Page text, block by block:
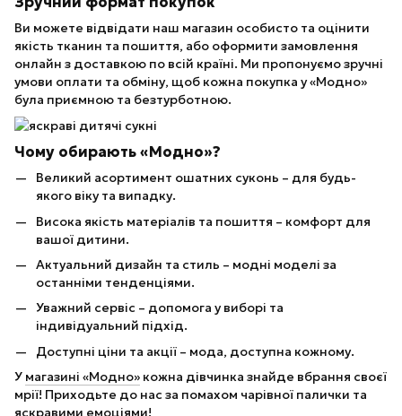
Ви можете відвідати наш магазин особисто та оцінити
якість тканин та пошиття, або оформити замовлення
онлайн з доставкою по всій країні. Ми пропонуємо зручні
умови оплати та обміну, щоб кожна покупка у «Модно»
була приємною та безтурботною.
Чому обирають «Модно»?
Великий асортимент ошатних суконь – для будь-
якого віку та випадку.
Висока якість матеріалів та пошиття – комфорт для
вашої дитини.
Актуальний дизайн та стиль – модні моделі за
останніми тенденціями.
Уважний сервіс – допомога у виборі та
індивідуальний підхід.
Доступні ціни та акції – мода, доступна кожному.
У магазині «Модно» кожна дівчинка знайде вбрання своєї
мрії! Приходьте до нас за помахом чарівної палички та
яскравими емоціями!